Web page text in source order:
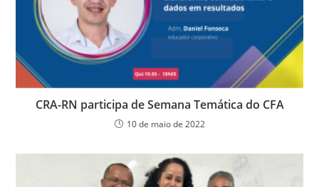
CRA-RN participa de Semana Temática do CFA
10 de maio de 2022